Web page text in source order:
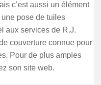
c’est aussi un élément
pose de tuiles
aux services de R.J.
couverture connue pour
Pour de plus amples
son site web.